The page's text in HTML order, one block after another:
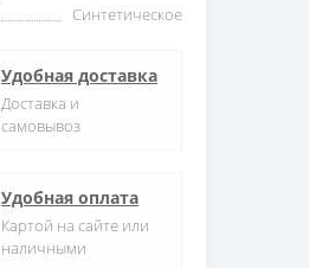
Синтетическое
Удобная доставка
Доставка и
самовывоз
Удобная оплата
Картой на сайте или
наличными